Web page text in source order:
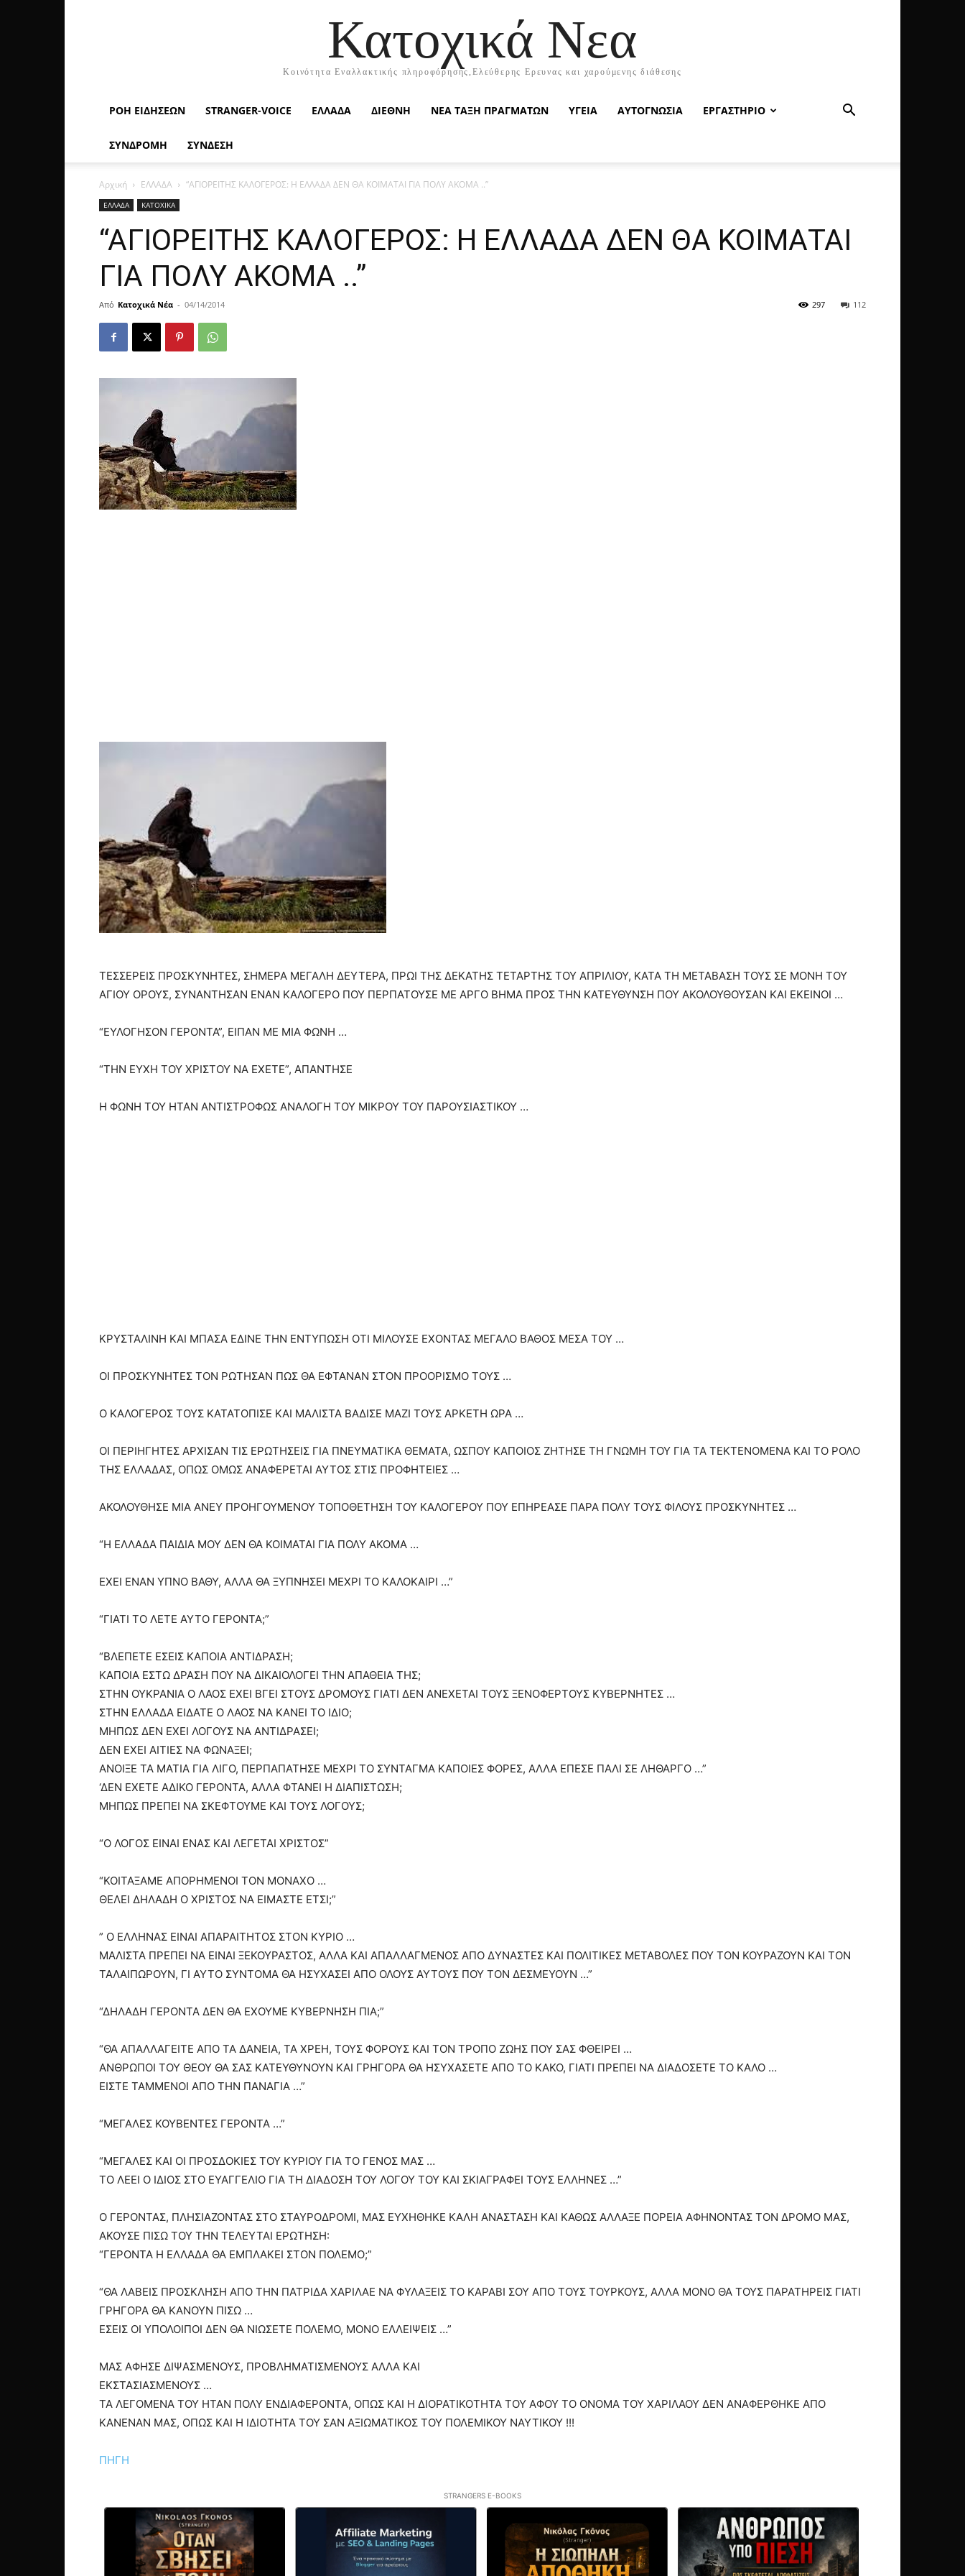
Κατοχικά Νεα
Κοινότητα Εναλλακτικής πληροφόρησης,Ελεύθερης Ερευνας και χαρούμενης διάθεσης
ΡΟΉ ΕΙΔΉΣΕΩΝ STRANGER-VOICE ΕΛΛΑΔΑ ΔΙΕΘΝΗ ΝΕΑ ΤΑΞΗ ΠΡΑΓΜΑΤΩΝ ΥΓΕΙΑ ΑΥΤΟΓΝΩΣΙΑ ΕΡΓΑΣΤΗΡΙΟ
ΣΥΝΔΡΟΜΗ ΣΥΝΔΕΣΗ
Αρχική ΕΛΛΑΔΑ “ΑΓΙΟΡΕΙΤΗΣ ΚΑΛΟΓΕΡΟΣ: Η ΕΛΛΑΔΑ ΔΕΝ ΘΑ ΚΟΙΜΑΤΑΙ ΓΙΑ ΠΟΛΥ ΑΚΟΜΑ ..”
ΕΛΛΑΔΑ ΚΑΤΟΧΙΚΑ
“ΑΓΙΟΡΕΙΤΗΣ ΚΑΛΟΓΕΡΟΣ: Η ΕΛΛΑΔΑ ΔΕΝ ΘΑ ΚΟΙΜΑΤΑΙ
ΓΙΑ ΠΟΛΥ ΑΚΟΜΑ ..”
Από Κατοχικά Νέα - 04/14/2014 112
297
ΤΕΣΣΕΡΕΙΣ ΠΡΟΣΚΥΝΗΤΕΣ, ΣΗΜΕΡΑ ΜΕΓΑΛΗ ΔΕΥΤΕΡΑ, ΠΡΩΙ ΤΗΣ ΔΕΚΑΤΗΣ ΤΕΤΑΡΤΗΣ ΤΟΥ ΑΠΡΙΛΙΟΥ, ΚΑΤΑ ΤΗ ΜΕΤΑΒΑΣΗ ΤΟΥΣ ΣΕ ΜΟΝΗ ΤΟΥ
ΑΓΙΟΥ ΟΡΟΥΣ, ΣΥΝΑΝΤΗΣΑΝ ΕΝΑΝ ΚΑΛΟΓΕΡΟ ΠΟΥ ΠΕΡΠΑΤΟΥΣΕ ΜΕ ΑΡΓΟ ΒΗΜΑ ΠΡΟΣ ΤΗΝ ΚΑΤΕΥΘΥΝΣΗ ΠΟΥ ΑΚΟΛΟΥΘΟΥΣΑΝ ΚΑΙ ΕΚΕΙΝΟΙ …
“ΕΥΛΟΓΗΣΟΝ ΓΕΡΟΝΤΑ”, ΕΙΠΑΝ ΜΕ ΜΙΑ ΦΩΝΗ …
“ΤΗΝ ΕΥΧΗ ΤΟΥ ΧΡΙΣΤΟΥ ΝΑ ΕΧΕΤΕ”, ΑΠΑΝΤΗΣΕ
Η ΦΩΝΗ ΤΟΥ ΗΤΑΝ ΑΝΤΙΣΤΡΟΦΩΣ ΑΝΑΛΟΓΗ ΤΟΥ ΜΙΚΡΟΥ ΤΟΥ ΠΑΡΟΥΣΙΑΣΤΙΚΟΥ …
ΚΡΥΣΤΑΛΙΝΗ ΚΑΙ ΜΠΑΣΑ ΕΔΙΝΕ ΤΗΝ ΕΝΤΥΠΩΣΗ ΟΤΙ ΜΙΛΟΥΣΕ ΕΧΟΝΤΑΣ ΜΕΓΑΛΟ ΒΑΘΟΣ ΜΕΣΑ ΤΟΥ …
ΟΙ ΠΡΟΣΚΥΝΗΤΕΣ ΤΟΝ ΡΩΤΗΣΑΝ ΠΩΣ ΘΑ ΕΦΤΑΝΑΝ ΣΤΟΝ ΠΡΟΟΡΙΣΜΟ ΤΟΥΣ …
Ο ΚΑΛΟΓΕΡΟΣ ΤΟΥΣ ΚΑΤΑΤΟΠΙΣΕ ΚΑΙ ΜΑΛΙΣΤΑ ΒΑΔΙΣΕ ΜΑΖΙ ΤΟΥΣ ΑΡΚΕΤΗ ΩΡΑ …
ΟΙ ΠΕΡΙΗΓΗΤΕΣ ΑΡΧΙΣΑΝ ΤΙΣ ΕΡΩΤΗΣΕΙΣ ΓΙΑ ΠΝΕΥΜΑΤΙΚΑ ΘΕΜΑΤΑ, ΩΣΠΟΥ ΚΑΠΟΙΟΣ ΖΗΤΗΣΕ ΤΗ ΓΝΩΜΗ ΤΟΥ ΓΙΑ ΤΑ ΤΕΚΤΕΝΟΜΕΝΑ ΚΑΙ ΤΟ ΡΟΛΟ
ΤΗΣ ΕΛΛΑΔΑΣ, ΟΠΩΣ ΟΜΩΣ ΑΝΑΦΕΡΕΤΑΙ ΑΥΤΟΣ ΣΤΙΣ ΠΡΟΦΗΤΕΙΕΣ …
ΑΚΟΛΟΥΘΗΣΕ ΜΙΑ ΑΝΕΥ ΠΡΟΗΓΟΥΜΕΝΟΥ ΤΟΠΟΘΕΤΗΣΗ ΤΟΥ ΚΑΛΟΓΕΡΟΥ ΠΟΥ ΕΠΗΡΕΑΣΕ ΠΑΡΑ ΠΟΛΥ ΤΟΥΣ ΦΙΛΟΥΣ ΠΡΟΣΚΥΝΗΤΕΣ …
“Η ΕΛΛΑΔΑ ΠΑΙΔΙΑ ΜΟΥ ΔΕΝ ΘΑ ΚΟΙΜΑΤΑΙ ΓΙΑ ΠΟΛΥ ΑΚΟΜΑ …
ΕΧΕΙ ΕΝΑΝ ΥΠΝΟ ΒΑΘΥ, ΑΛΛΑ ΘΑ ΞΥΠΝΗΣΕΙ ΜΕΧΡΙ ΤΟ ΚΑΛΟΚΑΙΡΙ …”
“ΓΙΑΤΙ ΤΟ ΛΕΤΕ ΑΥΤΟ ΓΕΡΟΝΤΑ;”
“ΒΛΕΠΕΤΕ ΕΣΕΙΣ ΚΑΠΟΙΑ ΑΝΤΙΔΡΑΣΗ;
ΚΑΠΟΙΑ ΕΣΤΩ ΔΡΑΣΗ ΠΟΥ ΝΑ ΔΙΚΑΙΟΛΟΓΕΙ ΤΗΝ ΑΠΑΘΕΙΑ ΤΗΣ;
ΣΤΗΝ ΟΥΚΡΑΝΙΑ Ο ΛΑΟΣ ΕΧΕΙ ΒΓΕΙ ΣΤΟΥΣ ΔΡΟΜΟΥΣ ΓΙΑΤΙ ΔΕΝ ΑΝΕΧΕΤΑΙ ΤΟΥΣ ΞΕΝΟΦΕΡΤΟΥΣ ΚΥΒΕΡΝΗΤΕΣ …
ΣΤΗΝ ΕΛΛΑΔΑ ΕΙΔΑΤΕ Ο ΛΑΟΣ ΝΑ ΚΑΝΕΙ ΤΟ ΙΔΙΟ;
ΜΗΠΩΣ ΔΕΝ ΕΧΕΙ ΛΟΓΟΥΣ ΝΑ ΑΝΤΙΔΡΑΣΕΙ;
ΔΕΝ ΕΧΕΙ ΑΙΤΙΕΣ ΝΑ ΦΩΝΑΞΕΙ;
ΑΝΟΙΞΕ ΤΑ ΜΑΤΙΑ ΓΙΑ ΛΙΓΟ, ΠΕΡΠΑΠΑΤΗΣΕ ΜΕΧΡΙ ΤΟ ΣΥΝΤΑΓΜΑ ΚΑΠΟΙΕΣ ΦΟΡΕΣ, ΑΛΛΑ ΕΠΕΣΕ ΠΑΛΙ ΣΕ ΛΗΘΑΡΓΟ …”
‘ΔΕΝ ΕΧΕΤΕ ΑΔΙΚΟ ΓΕΡΟΝΤΑ, ΑΛΛΑ ΦΤΑΝΕΙ Η ΔΙΑΠΙΣΤΩΣΗ;
ΜΗΠΩΣ ΠΡΕΠΕΙ ΝΑ ΣΚΕΦΤΟΥΜΕ ΚΑΙ ΤΟΥΣ ΛΟΓΟΥΣ;
“Ο ΛΟΓΟΣ ΕΙΝΑΙ ΕΝΑΣ ΚΑΙ ΛΕΓΕΤΑΙ ΧΡΙΣΤΟΣ”
“ΚΟΙΤΑΞΑΜΕ ΑΠΟΡΗΜΕΝΟΙ ΤΟΝ ΜΟΝΑΧΟ …
ΘΕΛΕΙ ΔΗΛΑΔΗ Ο ΧΡΙΣΤΟΣ ΝΑ ΕΙΜΑΣΤΕ ΕΤΣΙ;”
” Ο ΕΛΛΗΝΑΣ ΕΙΝΑΙ ΑΠΑΡΑΙΤΗΤΟΣ ΣΤΟΝ ΚΥΡΙΟ …
ΜΑΛΙΣΤΑ ΠΡΕΠΕΙ ΝΑ ΕΙΝΑΙ ΞΕΚΟΥΡΑΣΤΟΣ, ΑΛΛΑ ΚΑΙ ΑΠΑΛΛΑΓΜΕΝΟΣ ΑΠΟ ΔΥΝΑΣΤΕΣ ΚΑΙ ΠΟΛΙΤΙΚΕΣ ΜΕΤΑΒΟΛΕΣ ΠΟΥ ΤΟΝ ΚΟΥΡΑΖΟΥΝ ΚΑΙ ΤΟΝ
ΤΑΛΑΙΠΩΡΟΥΝ, ΓΙ ΑΥΤΟ ΣΥΝΤΟΜΑ ΘΑ ΗΣΥΧΑΣΕΙ ΑΠΟ ΟΛΟΥΣ ΑΥΤΟΥΣ ΠΟΥ ΤΟΝ ΔΕΣΜΕΥΟΥΝ …”
“ΔΗΛΑΔΗ ΓΕΡΟΝΤΑ ΔΕΝ ΘΑ ΕΧΟΥΜΕ ΚΥΒΕΡΝΗΣΗ ΠΙΑ;”
“ΘΑ ΑΠΑΛΛΑΓΕΙΤΕ ΑΠΟ ΤΑ ΔΑΝΕΙΑ, ΤΑ ΧΡΕΗ, ΤΟΥΣ ΦΟΡΟΥΣ ΚΑΙ ΤΟΝ ΤΡΟΠΟ ΖΩΗΣ ΠΟΥ ΣΑΣ ΦΘΕΙΡΕΙ …
ΑΝΘΡΩΠΟΙ ΤΟΥ ΘΕΟΥ ΘΑ ΣΑΣ ΚΑΤΕΥΘΥΝΟΥΝ ΚΑΙ ΓΡΗΓΟΡΑ ΘΑ ΗΣΥΧΑΣΕΤΕ ΑΠΟ ΤΟ ΚΑΚΟ, ΓΙΑΤΙ ΠΡΕΠΕΙ ΝΑ ΔΙΑΔΟΣΕΤΕ ΤΟ ΚΑΛΟ …
ΕΙΣΤΕ ΤΑΜΜΕΝΟΙ ΑΠΟ ΤΗΝ ΠΑΝΑΓΙΑ …”
“ΜΕΓΑΛΕΣ ΚΟΥΒΕΝΤΕΣ ΓΕΡΟΝΤΑ …”
“ΜΕΓΑΛΕΣ ΚΑΙ ΟΙ ΠΡΟΣΔΟΚΙΕΣ ΤΟΥ ΚΥΡΙΟΥ ΓΙΑ ΤΟ ΓΕΝΟΣ ΜΑΣ …
ΤΟ ΛΕΕΙ Ο ΙΔΙΟΣ ΣΤΟ ΕΥΑΓΓΕΛΙΟ ΓΙΑ ΤΗ ΔΙΑΔΟΣΗ ΤΟΥ ΛΟΓΟΥ ΤΟΥ ΚΑΙ ΣΚΙΑΓΡΑΦΕΙ ΤΟΥΣ ΕΛΛΗΝΕΣ …”
Ο ΓΕΡΟΝΤΑΣ, ΠΛΗΣΙΑΖΟΝΤΑΣ ΣΤΟ ΣΤΑΥΡΟΔΡΟΜΙ, ΜΑΣ ΕΥΧΗΘΗΚΕ ΚΑΛΗ ΑΝΑΣΤΑΣΗ ΚΑΙ ΚΑΘΩΣ ΑΛΛΑΞΕ ΠΟΡΕΙΑ ΑΦΗΝΟΝΤΑΣ ΤΟΝ ΔΡΟΜΟ ΜΑΣ,
ΑΚΟΥΣΕ ΠΙΣΩ ΤΟΥ ΤΗΝ ΤΕΛΕΥΤΑΙ ΕΡΩΤΗΣΗ:
“ΓΕΡΟΝΤΑ Η ΕΛΛΑΔΑ ΘΑ ΕΜΠΛΑΚΕΙ ΣΤΟΝ ΠΟΛΕΜΟ;”
“ΘΑ ΛΑΒΕΙΣ ΠΡΟΣΚΛΗΣΗ ΑΠΟ ΤΗΝ ΠΑΤΡΙΔΑ ΧΑΡΙΛΑΕ ΝΑ ΦΥΛΑΞΕΙΣ ΤΟ ΚΑΡΑΒΙ ΣΟΥ ΑΠΟ ΤΟΥΣ ΤΟΥΡΚΟΥΣ, ΑΛΛΑ ΜΟΝΟ ΘΑ ΤΟΥΣ ΠΑΡΑΤΗΡΕΙΣ ΓΙΑΤΙ
ΓΡΗΓΟΡΑ ΘΑ ΚΑΝΟΥΝ ΠΙΣΩ …
ΕΣΕΙΣ ΟΙ ΥΠΟΛΟΙΠΟΙ ΔΕΝ ΘΑ ΝΙΩΣΕΤΕ ΠΟΛΕΜΟ, ΜΟΝΟ ΕΛΛΕΙΨΕΙΣ …”
ΜΑΣ ΑΦΗΣΕ ΔΙΨΑΣΜΕΝΟΥΣ, ΠΡΟΒΛΗΜΑΤΙΣΜΕΝΟΥΣ ΑΛΛΑ ΚΑΙ
ΕΚΣΤΑΣΙΑΣΜΕΝΟΥΣ …
ΤΑ ΛΕΓΟΜΕΝΑ ΤΟΥ ΗΤΑΝ ΠΟΛΥ ΕΝΔΙΑΦΕΡΟΝΤΑ, ΟΠΩΣ ΚΑΙ Η ΔΙΟΡΑΤΙΚΟΤΗΤΑ ΤΟΥ ΑΦΟΥ ΤΟ ΟΝΟΜΑ ΤΟΥ ΧΑΡΙΛΑΟΥ ΔΕΝ ΑΝΑΦΕΡΘΗΚΕ ΑΠΟ
ΚΑΝΕΝΑΝ ΜΑΣ, ΟΠΩΣ ΚΑΙ Η ΙΔΙΟΤΗΤΑ ΤΟΥ ΣΑΝ ΑΞΙΩΜΑΤΙΚΟΣ ΤΟΥ ΠΟΛΕΜΙΚΟΥ ΝΑΥΤΙΚΟΥ !!!
ΠΗΓΗ
STRANGERS E-BOOKS